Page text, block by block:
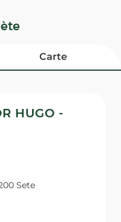
Carte
HUGO -
Sete